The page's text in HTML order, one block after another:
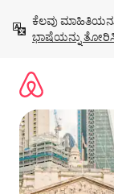
ಹೋಗಿ
ಕೆಲವು
ಭಾಷೆಯನ್ನು